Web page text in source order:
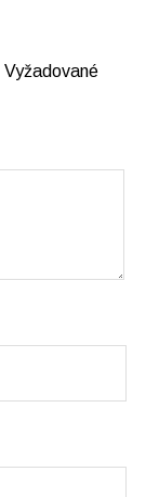
Vyžadované